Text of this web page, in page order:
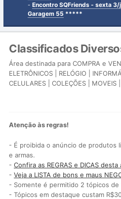
- Encontro SQFriends - sexta
Garagem 55 *****
Classificados
Área destinada para COMPRA e
ELETRÔNICOS | RELÓGIO |
CELULARES | COLEÇÕES | MOVEIS
Atenção às regras!
- É proibida o anúncio de produtos
e armas.
- Confira as REGRAS e DICAS
- Veja a LISTA de bons e maus
- Somente é permitido 2 tópicos de
- Tópicos em destaque custam